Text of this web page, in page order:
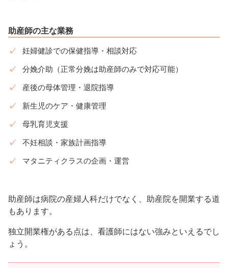
助産師の主な業務
妊婦健診での保健指導・相談対応
分娩介助（正常分娩は助産師のみで対応可能）
産後の母体管理・退院指導
新生児のケア・健康管理
母乳育児支援
不妊相談・家族計画指導
マタニティクラスの企画・運営
助産師は病院の産婦人科だけでなく、助産院を開業する道
もあります。
独立開業権がある点は、看護師にはない強みといえるでし
ょう。